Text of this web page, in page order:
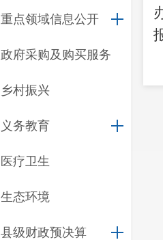
重点领域信息公开
政府采购及购买服务
乡村振兴
义务教育
医疗卫生
生态环境
县级财政预决算